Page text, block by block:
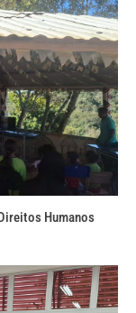
Humanos